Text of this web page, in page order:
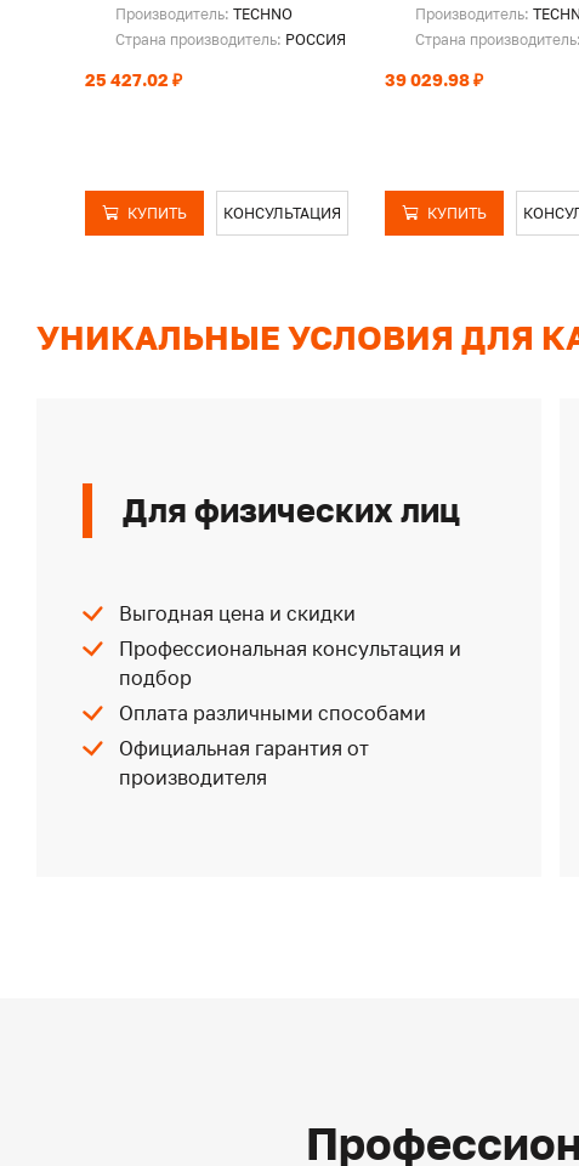
Производитель: TECHNO
Страна производитель: РОССИЯ
25 427.02 ₽
КУПИТЬ КОНСУЛЬТАЦИЯ
Производитель:
Страна производитель:
39 029.98 ₽
КУПИТЬ
УНИКАЛЬНЫЕ УСЛОВИЯ ДЛЯ
Для физических лиц
Выгодная цена и скидки
Профессиональная консультация и
подбор
Оплата различными способами
Официальная гарантия от
производителя